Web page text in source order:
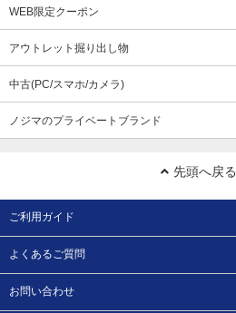
WEB限定クーポン
アウトレット掘り出し物
中古(PC/スマホ/カメラ)
ノジマのプライベートブランド
先頭へ戻る
ご利用ガイド
よくあるご質問
お問い合わせ